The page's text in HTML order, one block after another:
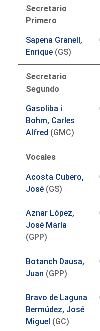
Secretario
Primero
Sapena Granell,
Enrique (GS)
Secretario
Segundo
Gasoliba i
Bohm, Carles
Alfred (GMC)
Vocales
Acosta Cubero,
José (GS)
Aznar López,
José María
(GPP)
Botanch Dausa,
Juan (GPP)
Bravo de Laguna
Bermúdez, José
Miguel (GC)